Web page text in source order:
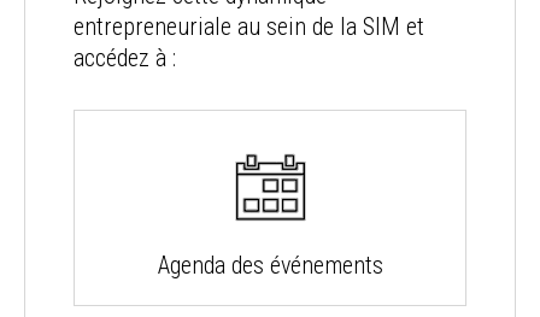
entrepreneuriale au sein de la SIM et
accédez à :
Agenda des événements